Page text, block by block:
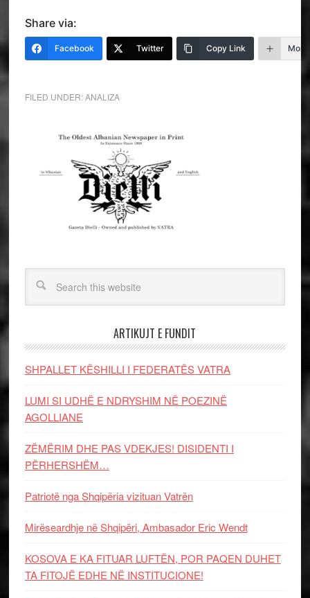
Share via:
Facebook Twitter Copy Link More
FILED UNDER:ANALIZA
ARTIKUJT E FUNDIT
SHPALLET KËSHILLI I FEDERATËS VATRA
LUMI SI UDHË E NDRYSHIM NË POEZINË
AGOLLIANE
ZËMËRIM DHE PAS VDEKJES! DISIDENTI I
PËRHERSHËM…
Patriotë nga Shqipëria vizituan Vatrën
Mirëseardhje në Shqipëri, Ambasador Eric Wendt
KOSOVA E KA FITUAR LUFTËN, POR PAQEN DUHET
TA FITOJË EDHE NË INSTITUCIONE!